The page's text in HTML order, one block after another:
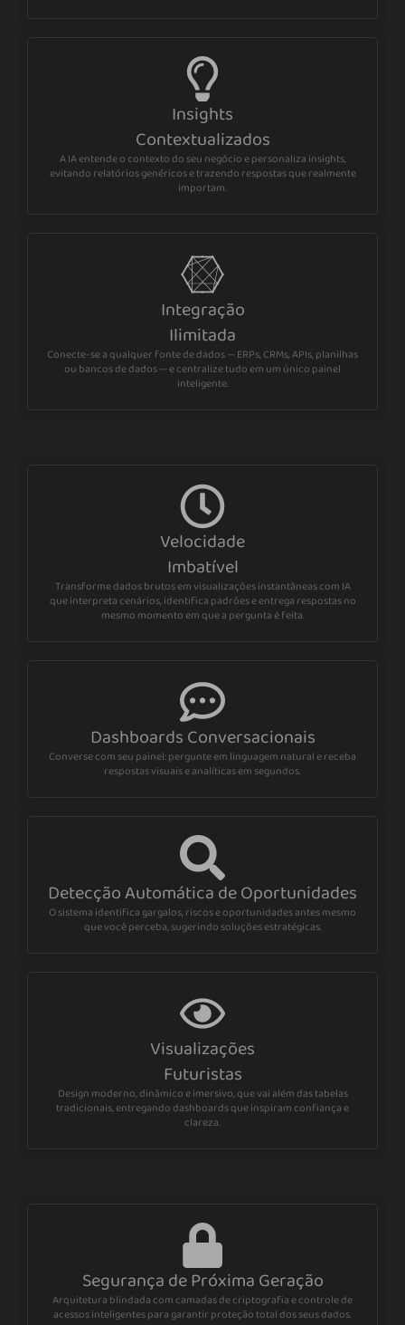
Insights
Contextualizados
A IA entende o contexto do seu negócio e personaliza insights,
evitando relatórios genéricos e trazendo respostas que realmente
importam.
Integração
Ilimitada
Conecte-se a qualquer fonte de dados — ERPs, CRMs, APIs, planilhas
ou bancos de dados — e centralize tudo em um único painel
inteligente.
Velocidade
Imbatível
Transforme dados brutos em visualizações instantâneas com IA
que interpreta cenários, identifica padrões e entrega respostas no
mesmo momento em que a pergunta é feita.
Dashboards Conversacionais
Converse com seu painel: pergunte em linguagem natural e receba
respostas visuais e analíticas em segundos.
Detecção Automática de Oportunidades
O sistema identifica gargalos, riscos e oportunidades antes mesmo
que você perceba, sugerindo soluções estratégicas.
Visualizações
Futuristas
Design moderno, dinâmico e imersivo, que vai além das tabelas
tradicionais, entregando dashboards que inspiram confiança e
clareza.
Segurança de Próxima Geração
Arquitetura blindada com camadas de criptografia e controle de
acessos inteligentes para garantir proteção total dos seus dados.